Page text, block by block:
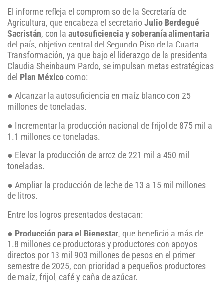
El informe refleja el compromiso de la Secretaría de
Agricultura, que encabeza el secretario Julio Berdegué
Sacristán, con la autosuficiencia y soberanía alimentaria
del país, objetivo central del Segundo Piso de la Cuarta
Transformación, ya que bajo el liderazgo de la presidenta
Claudia Sheinbaum Pardo, se impulsan metas estratégicas
del Plan México como:
● Alcanzar la autosuficiencia en maíz blanco con 25
millones de toneladas.
● Incrementar la producción nacional de frijol de 875 mil a
1.1 millones de toneladas.
● Elevar la producción de arroz de 221 mil a 450 mil
toneladas.
● Ampliar la producción de leche de 13 a 15 mil millones
de litros.
Entre los logros presentados destacan:
● Producción para el Bienestar, que benefició a más de
1.8 millones de productoras y productores con apoyos
directos por 13 mil 903 millones de pesos en el primer
semestre de 2025, con prioridad a pequeños productores
de maíz, frijol, café y caña de azúcar.